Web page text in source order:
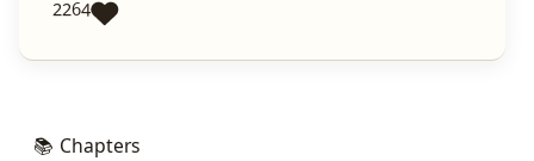
2264
📚 Chapters